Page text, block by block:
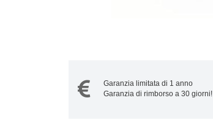
Garanzia limitata di 1 anno
Garanzia di rimborso a 30 giorni!